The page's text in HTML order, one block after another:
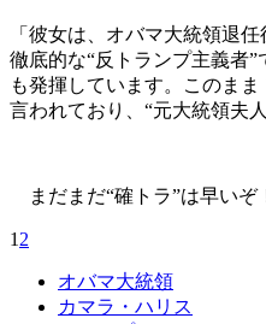
「彼女は、オバマ大統領退
徹底的な“反トランプ主義者
も発揮しています。このま
言われており、“元大統領夫
まだまだ“確トラ”は早いぞ
1 2
オバマ大統領
カマラ・ハリス